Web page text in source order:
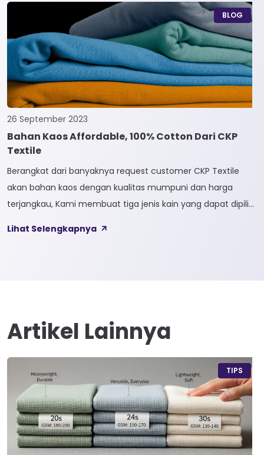
dapat digunakan sesuai kebutuhan customer. Selain itu,
kain Bycel juga diberi teknologi teranyar yakni pemberian
dua jenis […]
BLOG
26 September 2023
Bahan Kaos Affordable, 100% Cotton Dari CKP
Textile
Berangkat dari banyaknya request customer CKP Textile
akan bahan kaos dengan kualitas mumpuni dan harga
terjangkau, Kami membuat tiga jenis kain yang dapat dipilih
kain yang bahan dasarnya 100% cotton. Softcel juga sering
Lihat Selengkapnya
Artikel Lainnya
TIPS